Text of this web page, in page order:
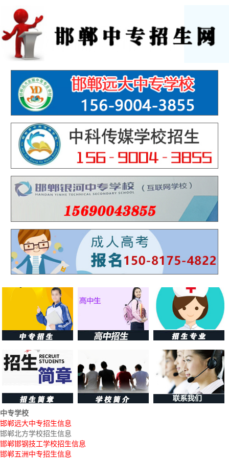
中专学校
邯郸远大中专招生信息
邯郸北方学校招生信息
邯郸邯钢技工学校招生信息
邯郸五洲中专招生信息